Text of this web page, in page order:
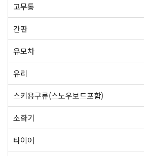
고무통
간판
유모차
유리
스키용구류(스노우보드포함)
소화기
타이어